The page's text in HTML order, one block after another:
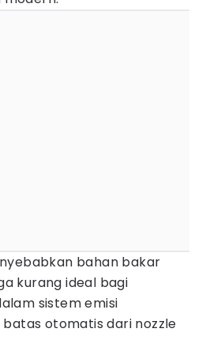
bahan bakar
kurang ideal bagi
sistem emisi
otomatis dari nozzle